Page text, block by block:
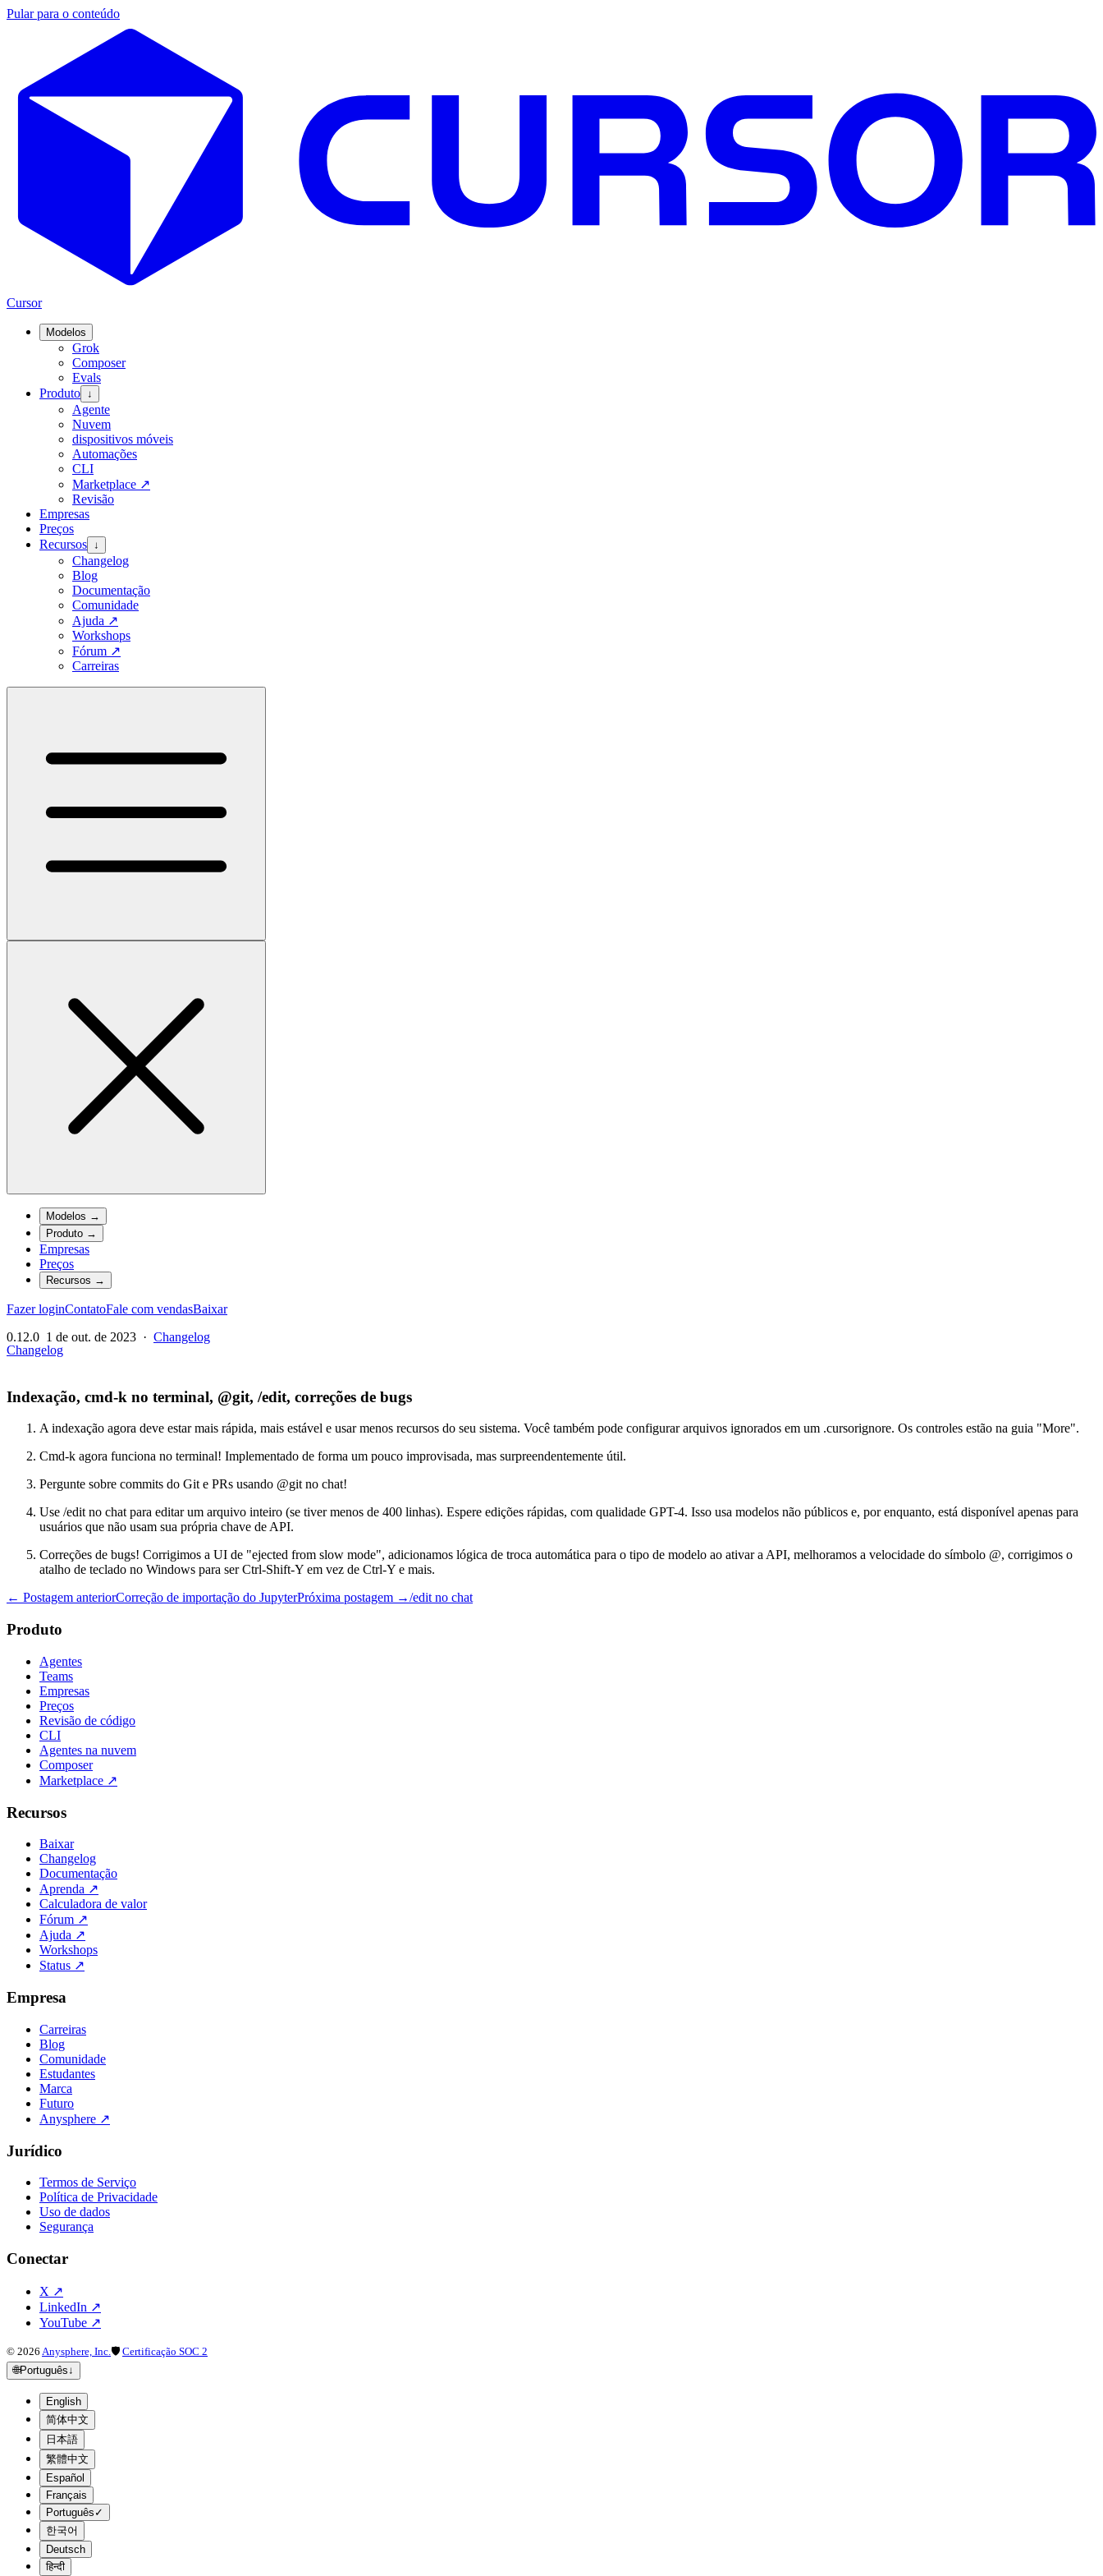
Pular para o conteúdo
Cursor
Modelos
Grok
Composer
Evals
Produto ↓
Agente
Nuvem
dispositivos móveis
Automações
CLI
Marketplace ↗
Revisão
Empresas
Preços
Recursos ↓
Changelog
Blog
Documentação
Comunidade
Ajuda ↗
Workshops
Fórum ↗
Carreiras
Modelos →
Produto →
Empresas
Preços
Recursos →
Fazer loginContatoFale com vendasBaixar
0.12.0 1 de out. de 2023 · Changelog
Changelog
Indexação, cmd-k no terminal, @git, /edit, correções de bugs
A indexação agora deve estar mais rápida, mais estável e usar menos recursos do seu sistema. Você também pode configurar arquivos ignorados em um .cursorignore. Os controles estão na guia "More".
Cmd-k agora funciona no terminal! Implementado de forma um pouco improvisada, mas surpreendentemente útil.
Pergunte sobre commits do Git e PRs usando @git no chat!
Use /edit no chat para editar um arquivo inteiro (se tiver menos de 400 linhas). Espere edições rápidas, com qualidade GPT-4. Isso usa modelos não públicos e, por enquanto, está disponível apenas para
usuários que não usam sua própria chave de API.
Correções de bugs! Corrigimos a UI de "ejected from slow mode", adicionamos lógica de troca automática para o tipo de modelo ao ativar a API, melhoramos a velocidade do símbolo @, corrigimos o
atalho de teclado no Windows para ser Ctrl-Shift-Y em vez de Ctrl-Y e mais.
← Postagem anteriorCorreção de importação do JupyterPróxima postagem →/edit no chat
Produto
Agentes
Teams
Empresas
Preços
Revisão de código
CLI
Agentes na nuvem
Composer
Marketplace ↗
Recursos
Baixar
Changelog
Documentação
Aprenda ↗
Calculadora de valor
Fórum ↗
Ajuda ↗
Workshops
Status ↗
Empresa
Carreiras
Blog
Comunidade
Estudantes
Marca
Futuro
Anysphere ↗
Jurídico
Termos de Serviço
Política de Privacidade
Uso de dados
Segurança
Conectar
X ↗
LinkedIn ↗
YouTube ↗
© 2026 Anysphere, Inc. 🛡 Certificação SOC 2
🌐Português↓
English
简体中文
日本語
繁體中文
Español
Français
Português ✓
한국어
Deutsch
हिन्दी